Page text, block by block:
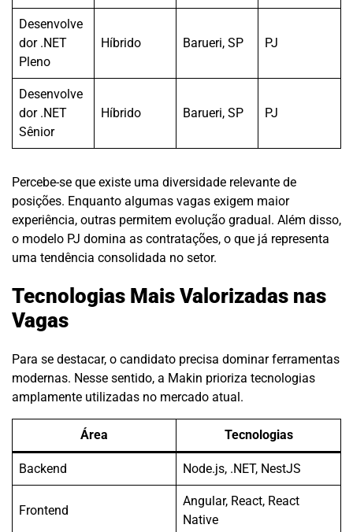
Desenvolve
dor .NET
Pleno
Híbrido Barueri, SP PJ
Desenvolve
dor .NET
Sênior
Híbrido Barueri, SP PJ
Percebe-se que existe uma diversidade relevante de
posições. Enquanto algumas vagas exigem maior
experiência, outras permitem evolução gradual. Além disso,
o modelo PJ domina as contratações, o que já representa
uma tendência consolidada no setor.
Tecnologias Mais Valorizadas nas
Vagas
Para se destacar, o candidato precisa dominar ferramentas
modernas. Nesse sentido, a Makin prioriza tecnologias
amplamente utilizadas no mercado atual.
Área Tecnologias
Backend Node.js, .NET, NestJS
Frontend
Angular, React, React
Native